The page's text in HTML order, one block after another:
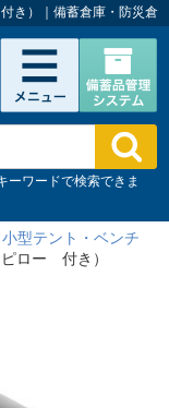
）｜備蓄倉庫・防災倉
ーワードで検索できま
型テント・ベンチ
ロー 付き）